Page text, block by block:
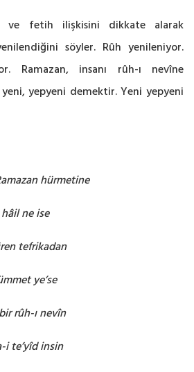
ve fetih ilişkisini dikkate alarak
söyler. Rûh yenileniyor.
Ramazan, insanı rûh-ı nevîne
yepyeni demektir. Yeni yepyeni
hürmetine
ne ise
tefrikadan
ye’se
rûh-ı nevîn
i te’yîd insin